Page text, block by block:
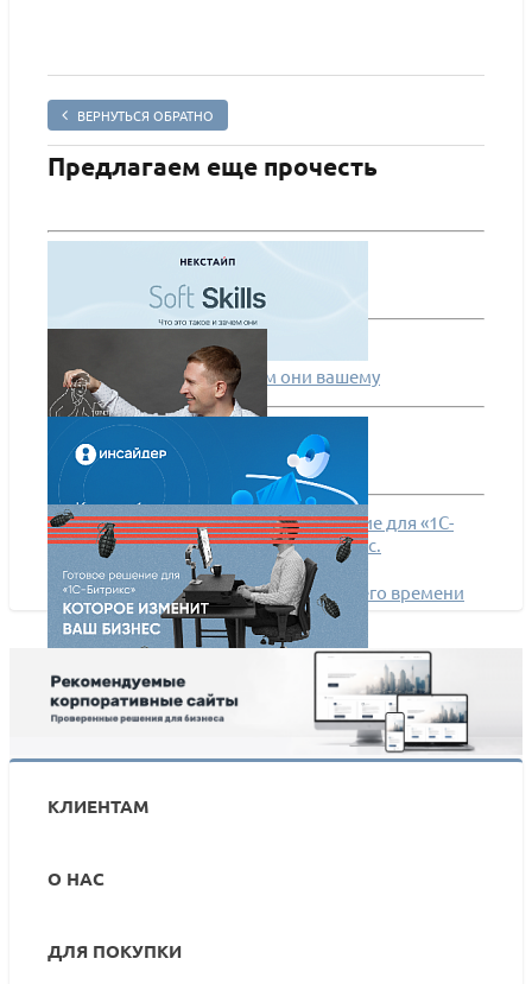
ВЕРНУТЬСЯ ОБРАТНО
Предлагаем еще прочесть
Что такое soft skills и зачем они вашему
сотруднику?
Вебинар: ИНСАЙДЕР - готовое решение для «1С-
Битрикс», которое изменит ваш бизнес.
Как работает программа учета рабочего времени
ИНСАЙДЕР
Встречайте ИНСАЙДЕР: готовое решение для «1С-
Битрикс», которое изменит ваш бизнес
КЛИЕНТАМ
О НАС
ДЛЯ ПОКУПКИ